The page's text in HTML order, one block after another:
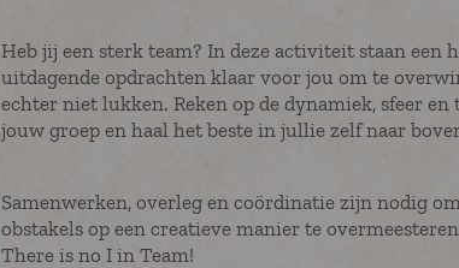
Heb jij een sterk team? In deze activiteit staan een
uitdagende opdrachten klaar voor jou om te
echter niet lukken. Reken op de dynamiek, sfeer en
jouw groep en haal het beste in jullie zelf naar
Samenwerken, overleg en coördinatie zijn nodig
obstakels op een creatieve manier te
There is no I in Team!